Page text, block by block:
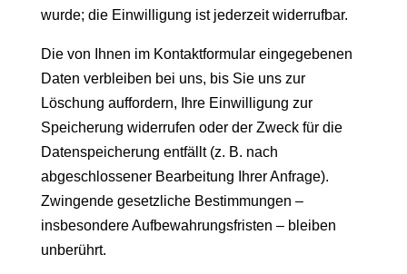
wurde; die Einwilligung ist jederzeit widerrufbar.
Die von Ihnen im Kontaktformular eingegebenen
Daten verbleiben bei uns, bis Sie uns zur
Löschung auffordern, Ihre Einwilligung zur
Speicherung widerrufen oder der Zweck für die
Datenspeicherung entfällt (z. B. nach
abgeschlossener Bearbeitung Ihrer Anfrage).
Zwingende gesetzliche Bestimmungen –
insbesondere Aufbewahrungsfristen – bleiben
unberührt.